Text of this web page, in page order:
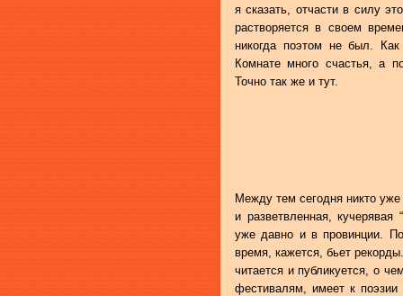
я сказать, отчасти в силу
растворяется в своем
никогда поэтом не был. Как
Комнате много счастья, а
Точно так же и тут.
Между тем сегодня никто
и разветвленная, кучерявая
уже давно и в провинции. По
время, кажется, бьет
читается и публикуется, о
фестивалям, имеет к